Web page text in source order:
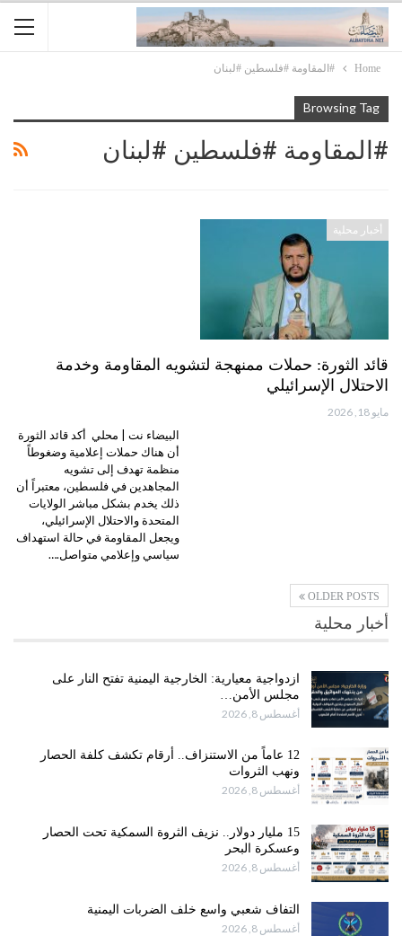
Home #المقاومة #فلسطين #لبنان
Browsing Tag
#المقاومة #فلسطين #لبنان
أخبار محلية
قائد الثورة: حملات ممنهجة لتشويه المقاومة وخدمة
الاحتلال الإسرائيلي
مايو 18, 2026
البيضاء نت | محلي أكد قائد الثورة
أن هناك حملات إعلامية وضغوطاً
منظمة تهدف إلى تشويه
المجاهدين في فلسطين، معتبراً أن
ذلك يخدم بشكل مباشر الولايات
المتحدة والاحتلال الإسرائيلي،
ويجعل المقاومة في حالة استهداف
سياسي وإعلامي متواصل.…
OLDER POSTS
أخبار محلية
ازدواجية معيارية: الخارجية اليمنية تفتح النار على
مجلس الأمن…
أغسطس 8, 2026
12 عاماً من الاستنزاف.. أرقام تكشف كلفة الحصار
ونهب الثروات
أغسطس 8, 2026
15 مليار دولار.. نزيف الثروة السمكية تحت الحصار
وعسكرة البحر
أغسطس 8, 2026
التفاف شعبي واسع خلف الضربات اليمنية
أغسطس 8, 2026